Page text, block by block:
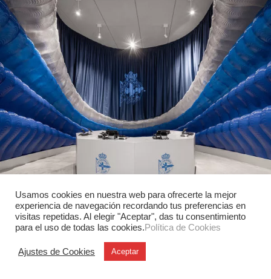
Uncategorized ,Interiorismo
Retail deportivo con impresión 3D
La nueva tienda del RC Deportivo convierte el retail en
una experiencia espacial mediante impresión 3D,
Usamos cookies en nuestra web para ofrecerte la mejor
experiencia de navegación recordando tus preferencias en
visitas repetidas. Al elegir "Aceptar", das tu consentimiento
para el uso de todas las cookies.Política de Cookies
Ajustes de Cookies Aceptar